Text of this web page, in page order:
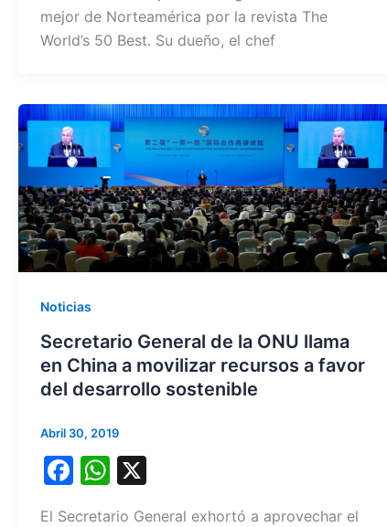
e
o
k
s
p
mejor de Norteamérica por la revista The
World’s 50 Best. Su dueño, el chef
Noticias
Secretario General de la ONU llama
en China a movilizar recursos a favor
del desarrollo sostenible
Abril 30, 2019
F
W
El Secretario General exhortó a aprovechar el